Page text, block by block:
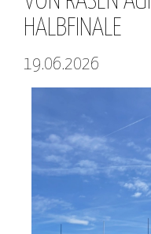
HALBFINALE
19.06.2026